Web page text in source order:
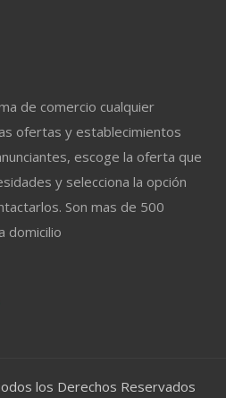
de comercio cualquier
ofertas y establecimientos
escoge la oferta que
y selecciona la opción
Son mas de 500
domicilio
los Derechos Reservados